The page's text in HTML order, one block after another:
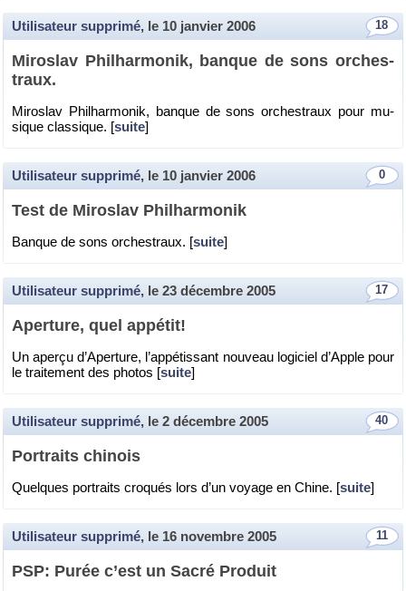
18
Utilisateur supprimé, le 10 janvier 2006
Mi­ro­slav Phil­har­mo­nik, banque de sons or­ches­
traux.
Mi­ro­slav Phil­har­mo­nik, banque de sons or­ches­traux pour mu­
sique clas­sique. [suite]
0
Utilisateur supprimé, le 10 janvier 2006
Test de Mi­ro­slav Phil­har­mo­nik
Banque de sons or­ches­traux. [suite]
17
Utilisateur supprimé, le 23 décembre 2005
Aper­ture, quel ap­pé­tit!
Un aperçu d’Aper­ture, l’ap­pé­tis­sant nou­veau lo­gi­ciel d’Apple pour
le trai­te­ment des pho­tos [suite]
40
Utilisateur supprimé, le 2 décembre 2005
Por­traits chi­nois
Quelques por­traits cro­qués lors d’un voyage en Chine. [suite]
11
Utilisateur supprimé, le 16 novembre 2005
PSP: Purée c’est un Sacré Pro­duit